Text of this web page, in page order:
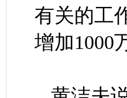
有关的工
增加1000